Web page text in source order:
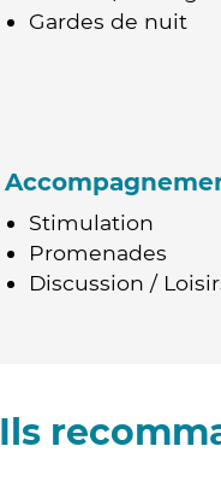
Gardes de nuit
Stimulation
Promenades
Discussion /
Ils